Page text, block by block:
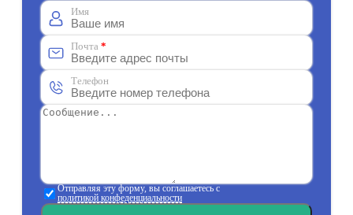
Имя
Почта *
Телефон
Отправляя эту форму, вы соглашаетесь с
политикой конфеденциальности